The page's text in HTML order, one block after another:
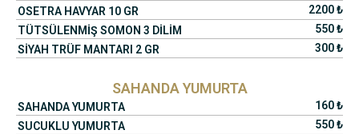
OSETRA HAVYAR 10 GR
2200 ₺
TÜTSÜLENMIŞ SOMON 3 DILIM
550 ₺
SIYAH TRÜF MANTARI 2 GR
300 ₺
SAHANDA YUMURTA
SAHANDA YUMURTA
160 ₺
SUCUKLU YUMURTA
550 ₺